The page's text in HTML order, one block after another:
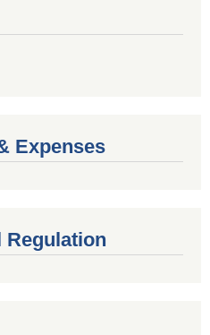
Expenses
Regulation